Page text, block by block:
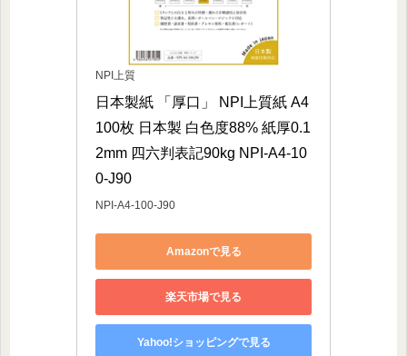
NPI上質
日本製紙 「厚口」 NPI上質紙 A4
100枚 日本製 白色度88% 紙厚0.1
2mm 四六判表記90kg NPI-A4-10
0-J90
NPI-A4-100-J90
Amazonで見る
楽天市場で見る
Yahoo!ショッピングで見る